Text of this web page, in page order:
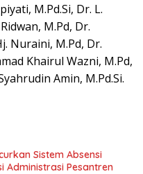
M.Pd.Si, Dr. L.
M.Pd, Dr.
Nuraini, M.Pd, Dr.
Khairul Wazni, M.Pd,
Amin, M.Pd.Si.
Sistem Absensi
Administrasi Pesantren